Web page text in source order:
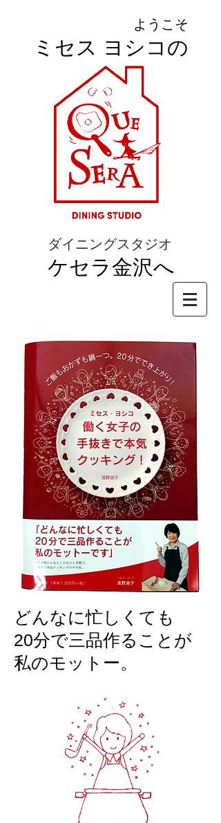
ようこそ
ミセス ヨシコの
ダイニングスタジオ
ケセラ金沢へ
どんなに忙しくても
20分で三品作ることが
私のモットー。